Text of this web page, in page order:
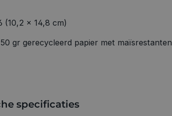
(10,2 x 14,8 cm)
gr gerecycleerd papier met maïsrestanten
specificaties